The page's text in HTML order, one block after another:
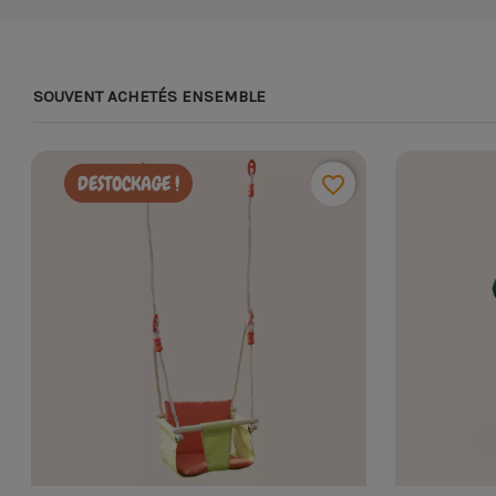
SOUVENT ACHETÉS ENSEMBLE
DESTOCKAGE ! favorite_border